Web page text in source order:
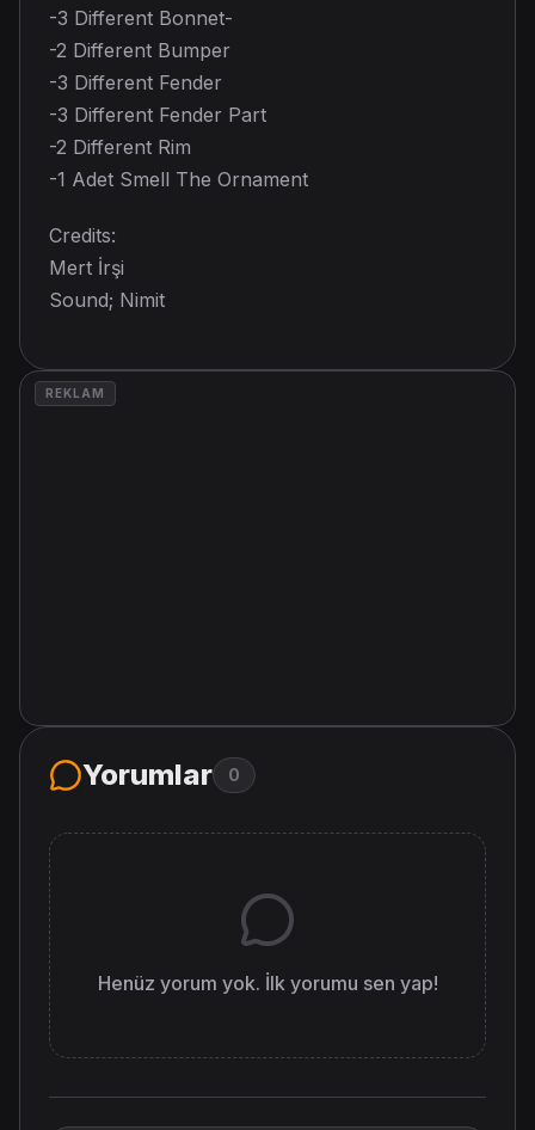
-3 Different Bonnet-
-2 Different Bumper
-3 Different Fender
-3 Different Fender Part
-2 Different Rim
-1 Adet Smell The Ornament
Credits:
Mert İrşi
Sound; Nimit
REKLAM
Yorumlar 0
Henüz yorum yok. İlk yorumu sen yap!